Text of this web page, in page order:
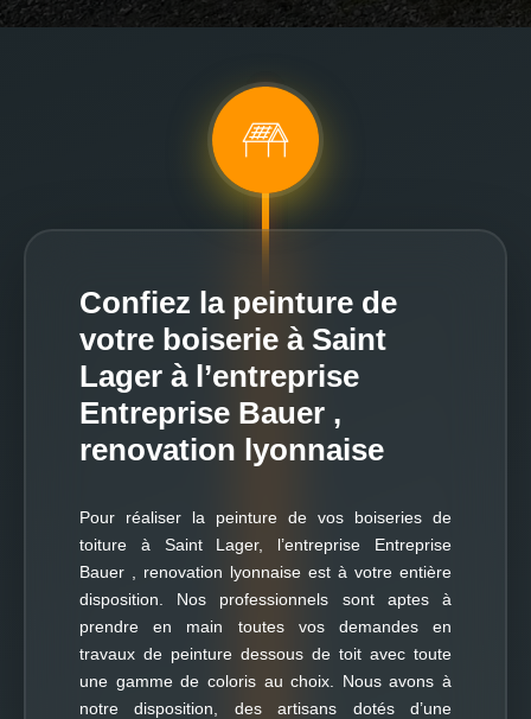
Confiez la peinture de
votre boiserie à Saint
Lager à l’entreprise
Entreprise Bauer ,
renovation lyonnaise
Pour réaliser la peinture de vos boiseries de
toiture à Saint Lager, l’entreprise Entreprise
Bauer , renovation lyonnaise est à votre entière
disposition. Nos professionnels sont aptes à
prendre en main toutes vos demandes en
travaux de peinture dessous de toit avec toute
une gamme de coloris au choix. Nous avons à
notre disposition, des artisans dotés d’une